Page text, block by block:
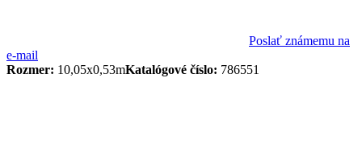
Poslať známemu na
e-mail
Rozmer: 10,05x0,53mKatalógové číslo: 786551